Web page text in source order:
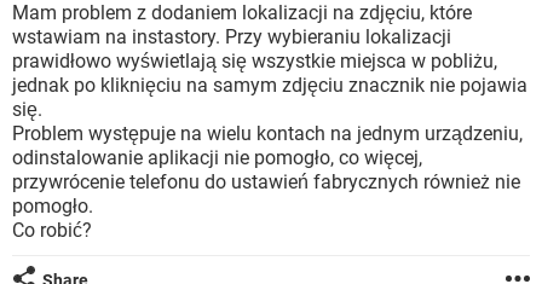
WINDOWS 10
SPOTIFY NETFLIX
INSTAGRAM FACEBOOK
WINDOWS 10
Mam problem z dodaniem lokalizacji na zdjęciu, które
wstawiam na instastory. Przy wybieraniu lokalizacji
prawidłowo wyświetlają się wszystkie miejsca w pobliżu,
jednak po kliknięciu na samym zdjęciu znacznik nie pojawia
się.
Problem występuje na wielu kontach na jednym urządzeniu,
odinstalowanie aplikacji nie pomogło, co więcej,
przywrócenie telefonu do ustawień fabrycznych również nie
pomogło.
Co robić?